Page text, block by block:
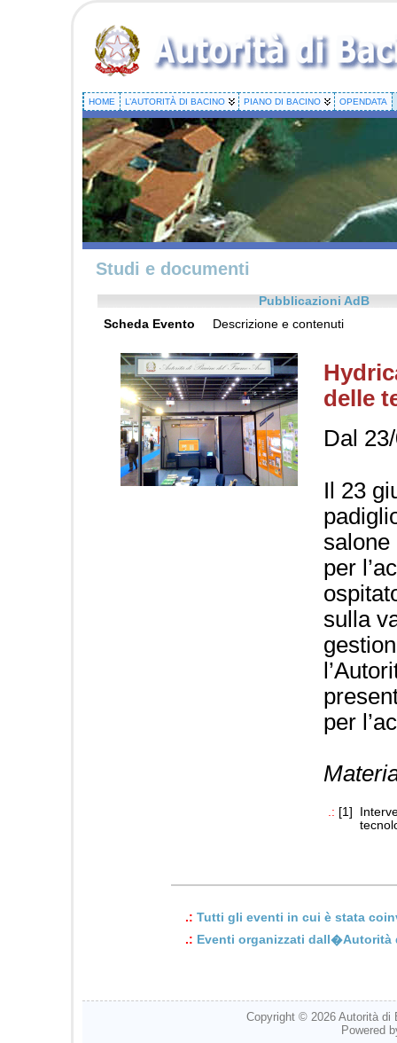
HOME L’AUTORITÀ DI BACINO PIANO DI BACINO OPENDATA
Studi e documenti
Pubblicazioni AdB
Scheda Evento
Descrizione e contenuti
delle
Dal
Il 23
salone
per
sulla
per
.: [1]
.: Tutti gli eventi in cui è stata
.: Eventi organizzati dall�Autorità
Copyright © 2026 Autorità di
Powered